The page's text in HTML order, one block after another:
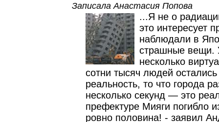
Записала Анастасия Попова
...Я не о
это интересует
наблюдали в
страшные вещи.
несколько
сотни тысяч людей
реальность, то что города
несколько секунд — это
префектуре Мияги погибло
ровно половина! - заявил